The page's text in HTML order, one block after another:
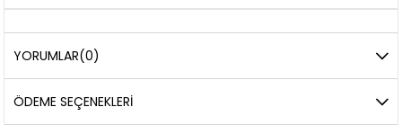
YORUMLAR(0)
ÖDEME SEÇENEKLERI